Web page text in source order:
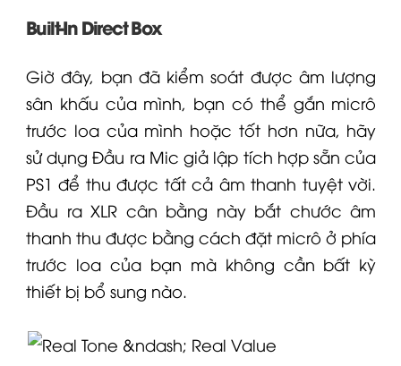
Built-In Direct Box
Giờ đây, bạn đã kiểm soát được âm lượng
sân khấu của mình, bạn có thể gắn micrô
trước loa của mình hoặc tốt hơn nữa, hãy
sử dụng Đầu ra Mic giả lập tích hợp sẵn của
PS1 để thu được tất cả âm thanh tuyệt vời.
Đầu raXLR cân bằng này bắt chước âm
thanh thu được bằng cách đặt micrô ở phía
trước loa của bạn mà không cần bất kỳ
thiết bị bổ sung nào.